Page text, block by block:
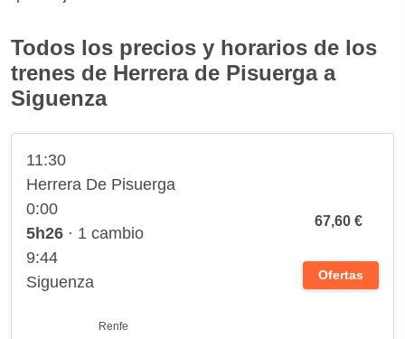
Todos los precios y horarios de los
trenes de Herrera de Pisuerga a
Siguenza
11:30
Herrera De Pisuerga
0:00
5h26 · 1 cambio
9:44
Siguenza
Renfe
67,60 €
Ofertas